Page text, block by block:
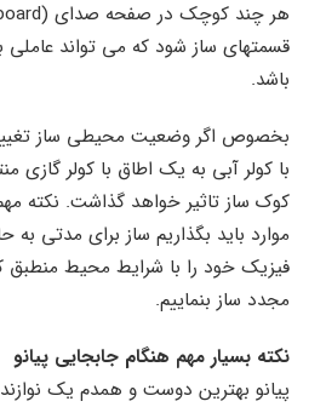
قسمتهای ساز شود که می تواند
باشد.
بخصوص اگر وضعیت محیطی ساز تغییر
با کولر آبی به یک اطاق با کولر
کوک ساز تاثیر خواهد گذاشت. نکته
موارد باید بگذاریم ساز برای مدتی به
فیزیک خود را با شرایط محیط منطبق
مجدد ساز بنماییم.
نکته بسیار مهم هنگام جابجایی پیانو
پیانو بهترین دوست و همدم یک